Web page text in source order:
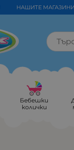
НАШИТЕ МАГАЗИНИ
Бебешки
колички